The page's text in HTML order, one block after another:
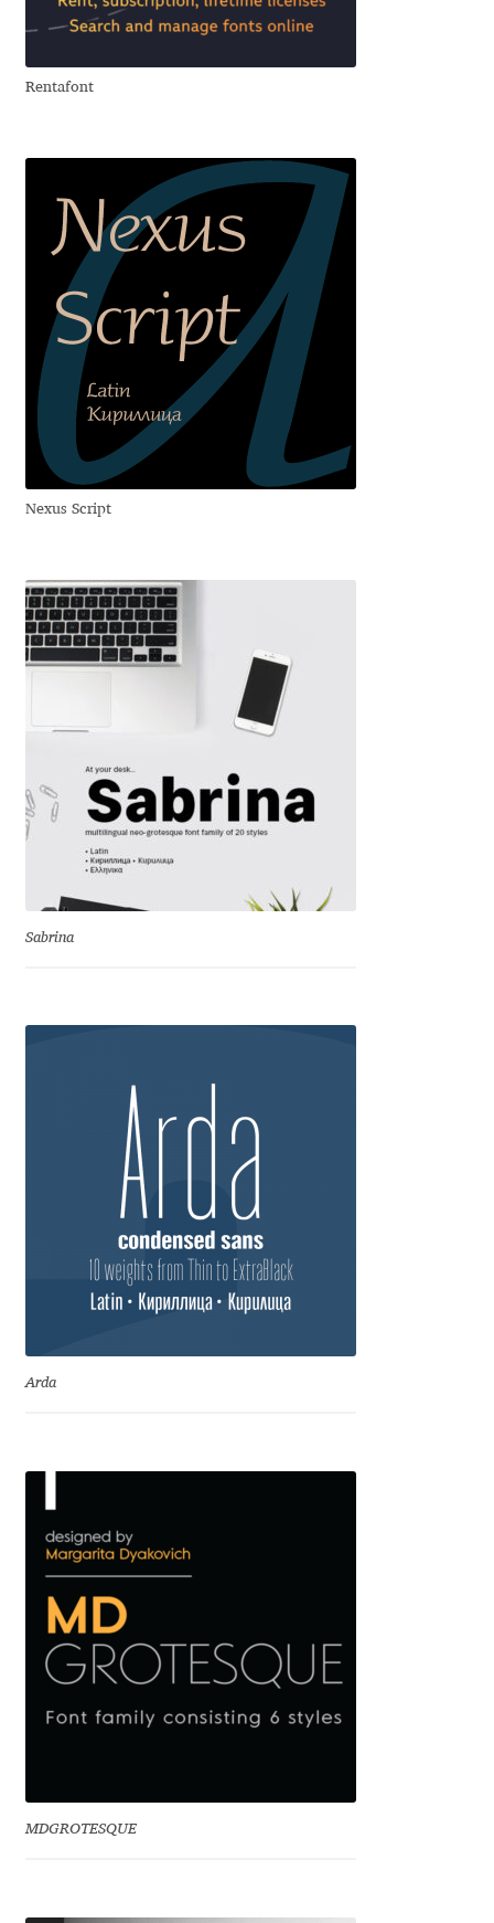
Denis A Serikov
Denis Espinoza
Denis Masharov
Denis Serebryakov
Denis Sherbak
Diego Aravena Silo
Dmitri Zdorov
Dmitriy A. Horoshkin
Dmitry Barsukov
Dmitry Goloub
Dmitry Rastvortsev
Donald Knuth
Eben Sorkin
Eduardo Manso
Eimantas Paškonis
Elena Voynova
Eleonora Petrova
Eli Heuer
Emanuela Krusteva
Eugene Tantsurin
Evgeniy Agasyanc
Evgeniy Bezdenezhnykh
Evita Vilaka
Ferran Milan Oliveras
Rentafont
Nexus Script
Sabrina
Arda
MDGROTESQUE